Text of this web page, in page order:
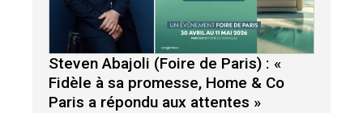
Steven Abajoli (Foire de Paris) : «
Fidèle à sa promesse, Home & Co
Paris a répondu aux attentes »